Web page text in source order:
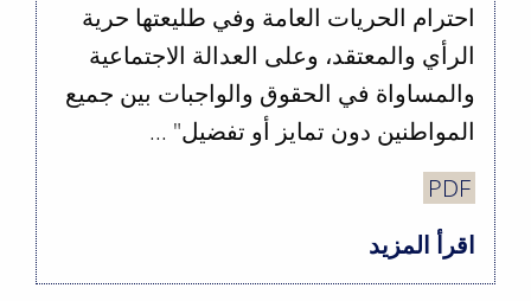
احترام الحريات العامة وفي طليعتها حرية
الرأي والمعتقد، وعلى العدالة الاجتماعية
والمساواة في الحقوق والواجبات بين جميع
المواطنين دون تمايز أو تفضيل" ...
PDF
اقرأ المزيد
حق